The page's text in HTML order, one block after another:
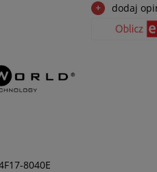
8040E
dodaj